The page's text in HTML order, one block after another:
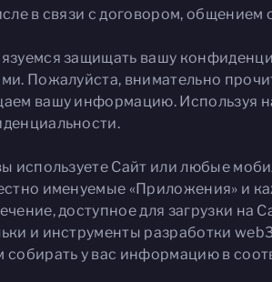
в связи с договором,
защищать вашу
Пожалуйста, внимательно
вашу информацию. Используя
используете Сайт или любые
именуемые «Приложения» и
доступное для загрузки
и инструменты разработки
у вас информацию в